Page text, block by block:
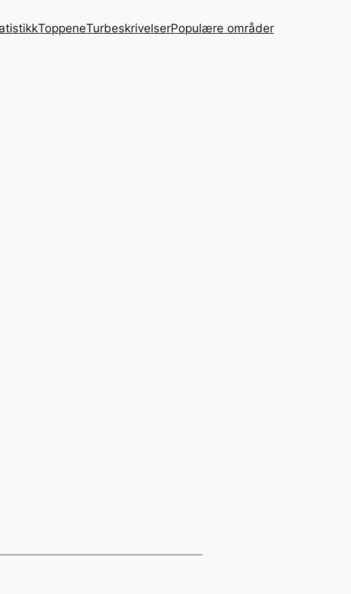
ToppeneTurbeskrivelserPopulære områder